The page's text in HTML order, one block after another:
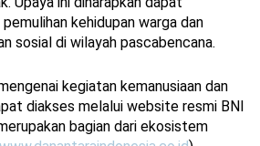
kehidupan warga dan
sosial di wilayah pascabencana.
kegiatan kemanusiaan dan
diakses melalui website resmi BNI
bagian dari ekosistem